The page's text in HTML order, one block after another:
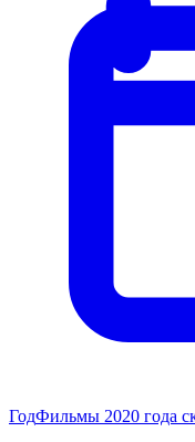
ГодФильмы 2020 года